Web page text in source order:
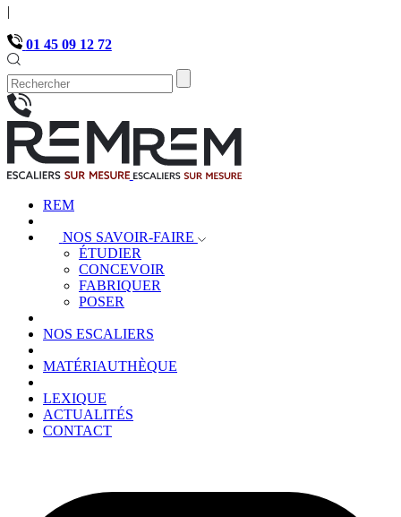
|
01 45 09 12 72
REM
NOS SAVOIR-FAIRE
ÉTUDIER
CONCEVOIR
FABRIQUER
POSER
NOS ESCALIERS
MATÉRIAUTHÈQUE
LEXIQUE
ACTUALITÉS
CONTACT